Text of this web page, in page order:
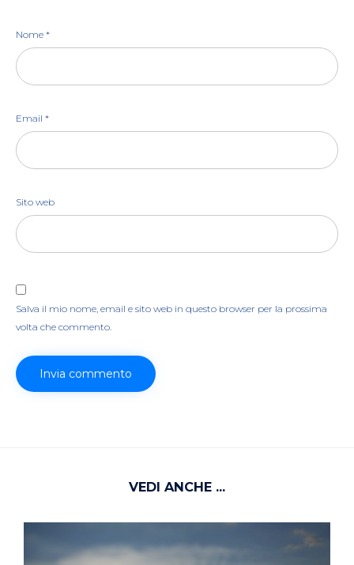
Nome *
Email *
Sito web
Salva il mio nome, email e sito web in questo browser per la prossima
volta che commento.
VEDI ANCHE ...